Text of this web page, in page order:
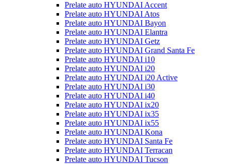
Prelate auto HYUNDAI Accent
Prelate auto HYUNDAI Atos
Prelate auto HYUNDAI Bayon
Prelate auto HYUNDAI Elantra
Prelate auto HYUNDAI Getz
Prelate auto HYUNDAI Grand Santa Fe
Prelate auto HYUNDAI i10
Prelate auto HYUNDAI i20
Prelate auto HYUNDAI i20 Active
Prelate auto HYUNDAI i30
Prelate auto HYUNDAI i40
Prelate auto HYUNDAI ix20
Prelate auto HYUNDAI ix35
Prelate auto HYUNDAI ix55
Prelate auto HYUNDAI Kona
Prelate auto HYUNDAI Santa Fe
Prelate auto HYUNDAI Terracan
Prelate auto HYUNDAI Tucson